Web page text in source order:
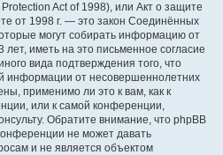
Act of 1998), или Акт о защите
от 1998 г. — это закон Соединённых
могут собирать информацию от
иметь на это письменное согласие
вида подтверждения того, что
информации от несовершеннолетних
применимо ли это к вам, как к
или к самой конференции,
Обратите внимание, что phpBB
не может давать
и не является объектом